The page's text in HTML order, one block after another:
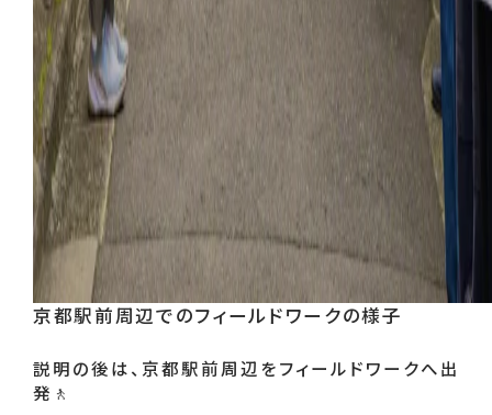
京都駅前周辺でのフィールドワークの様子
説明の後は、京都駅前周辺をフィールドワークへ出
発🚶